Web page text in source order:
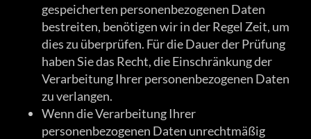
gespeicherten personenbezogenen Daten
bestreiten, benötigen wir in der Regel Zeit, um
dies zu überprüfen. Für die Dauer der Prüfung
haben Sie das Recht, die Einschränkung der
Verarbeitung Ihrer personenbezogenen Daten
zu verlangen.
Wenn die Verarbeitung Ihrer
personenbezogenen Daten unrechtmäßig